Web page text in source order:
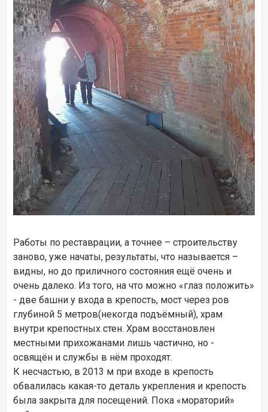
Работы по реставрации, а точнее – строительству
заново, уже начаты, результаты, что называется –
видны, но до приличного состояния ещё очень и
очень далеко. Из того, на что можно «глаз положить»
- две башни у входа в крепость, мост через ров
глубиной 5 метров(некогда подъёмный), храм
внутри крепостных стен. Храм восстановлен
местными прихожанами лишь частично, но -
освящён и службы в нём проходят.
К несчастью, в 2013 м при входе в крепость
обвалилась какая-то деталь укрепления и крепость
была закрыта для посещений. Пока «мораторий»